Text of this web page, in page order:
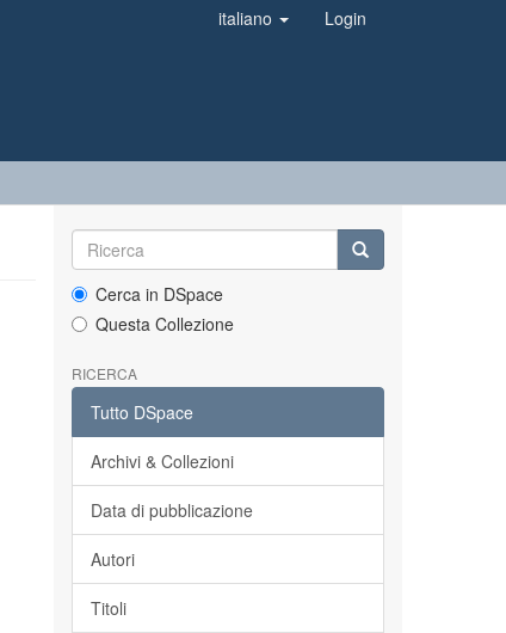
italiano Login
Cerca in DSpace
Questa Collezione
RICERCA
Tutto DSpace
Archivi & Collezioni
Data di pubblicazione
Autori
Titoli